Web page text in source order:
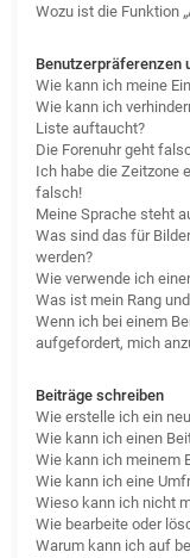
Wozu ist die Funktion
Benutzerpräferenzen
Wie kann ich meine
Wie kann ich
Liste auftaucht?
Die Forenuhr geht
Ich habe die Zeitzone
falsch!
Meine Sprache steht
Was sind das für
werden?
Wie verwende ich
Was ist mein Rang
Wenn ich bei einem
aufgefordert, mich
Beiträge schreiben
Wie erstelle ich ein
Wie kann ich einen
Wie kann ich meinem
Wie kann ich eine
Wieso kann ich nicht
Wie bearbeite oder
Warum kann ich auf